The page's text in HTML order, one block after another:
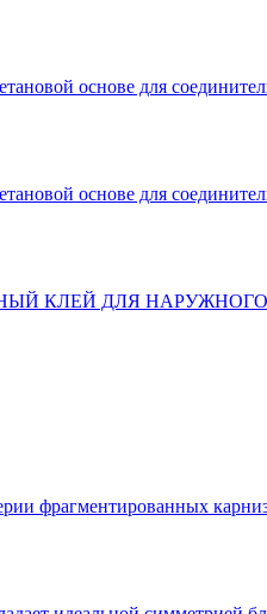
основе для
основе для
КЛЕЙ ДЛЯ
фрагментированных